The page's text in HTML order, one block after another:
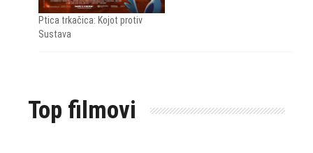
Ptica trkačica: Kojot protiv
Sustava
Top filmovi